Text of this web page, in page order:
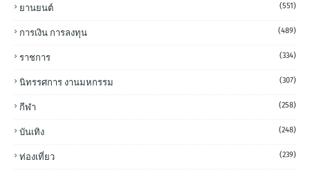
ยานยนต์ (551)
การเงิน การลงทุน (489)
ราชการ (334)
นิทรรศการ งานมหกรรม (307)
กีฬา (258)
บันเทิง (248)
ท่องเที่ยว (239)